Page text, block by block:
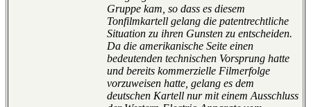
Gruppe kam, so dass es diesem
Tonfilmkartell gelang die patentrechtliche
Situation zu ihren Gunsten zu entscheiden.
Da die amerikanische Seite einen
bedeutenden technischen Vorsprung hatte
und bereits kommerzielle Filmerfolge
vorzuweisen hatte, gelang es dem
deutschen Kartell nur mit einem Ausschluss